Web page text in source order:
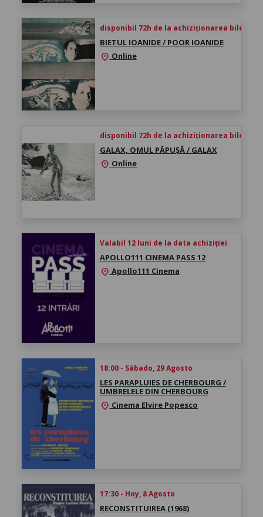
disponibil 72h de la achiziționarea biletului
BIETUL IOANIDE / POOR IOANIDE
location_on Online
disponibil 72h de la achiziționarea biletului
GALAX, OMUL PĂPUȘĂ / GALAX
location_on Online
Valabil 12 luni de la data achiziției
APOLLO111 CINEMA PASS 12
location_onApollo111 Cinema
18:00 - Sábado, 29 Agosto
LES PARAPLUIES DE CHERBOURG /
UMBRELELE DIN CHERBOURG
location_on Cinema Elvire Popesco
17:30 - Hoy, 8 Agosto
RECONSTITUIREA (1968)